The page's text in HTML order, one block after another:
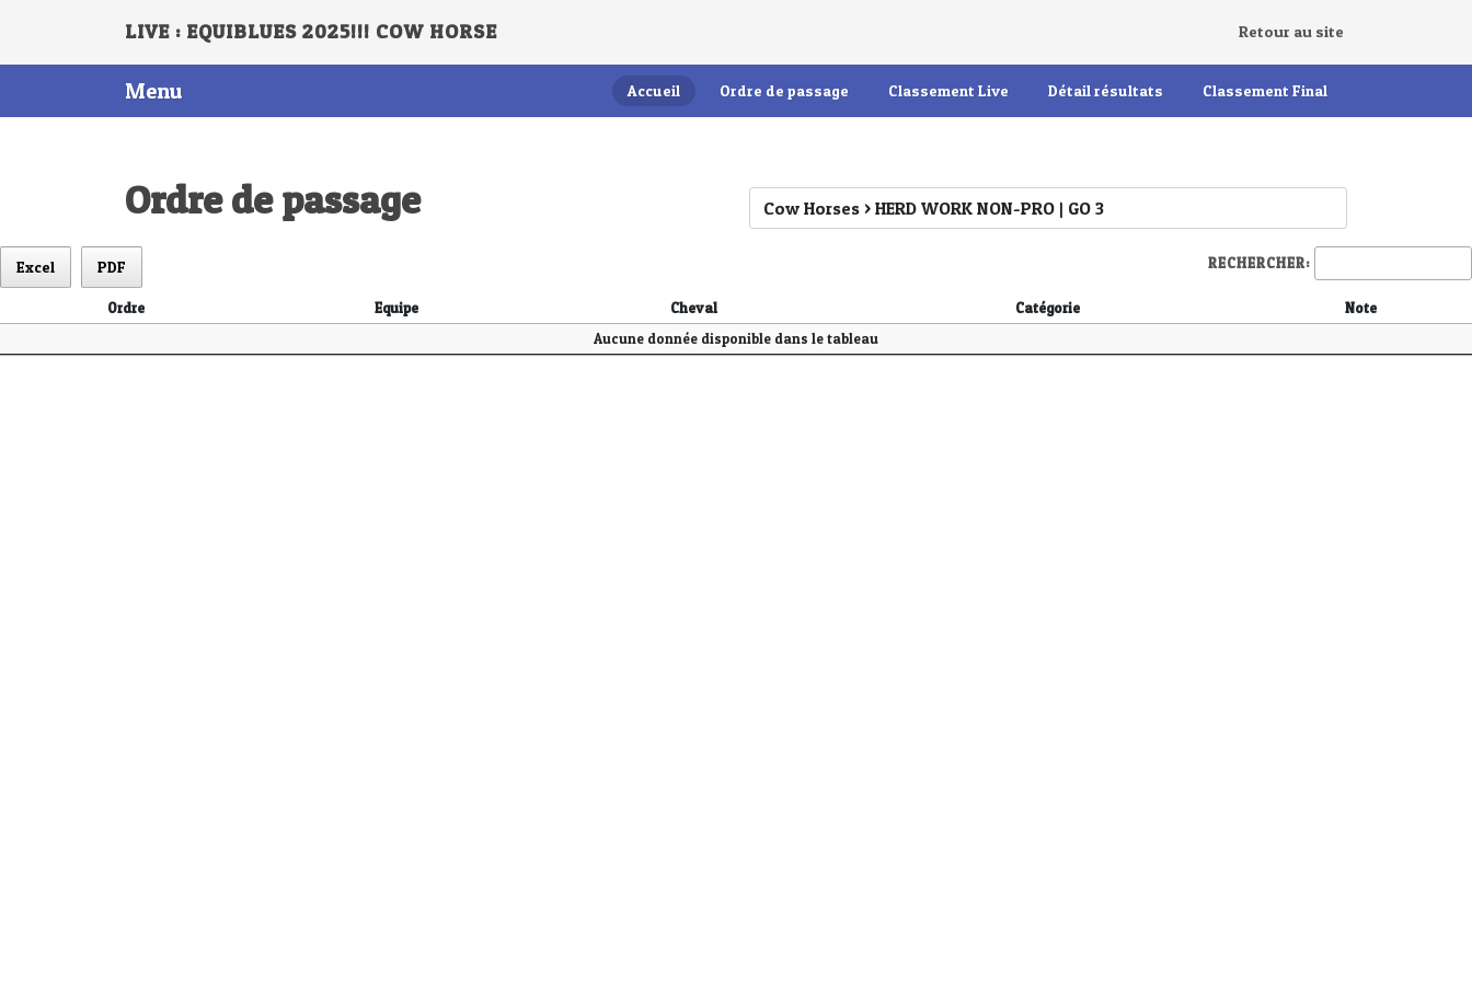
LIVE : EQUIBLUES 2025!!! COW HORSE Retour au site
Menu Accueil Ordre de passage Classement Live Détail résultats Classement Final
Ordre de passage
Excel PDF RECHERCHER:
Ordre Equipe Cheval Catégorie
Note
Cheval
Aucune donnée disponible dans le tableau